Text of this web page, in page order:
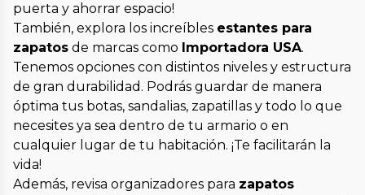
puerta y ahorrar espacio!
También, explora los increíbles estantes para
zapatos de marcas como Importadora USA.
Tenemos opciones con distintos niveles y estructura
de gran durabilidad. Podrás guardar de manera
óptima tus botas, sandalias, zapatillas y todo lo que
necesites ya sea dentro de tu armario o en
cualquier lugar de tu habitación. ¡Te facilitarán la
vida!
Además, revisa organizadores para zapatos